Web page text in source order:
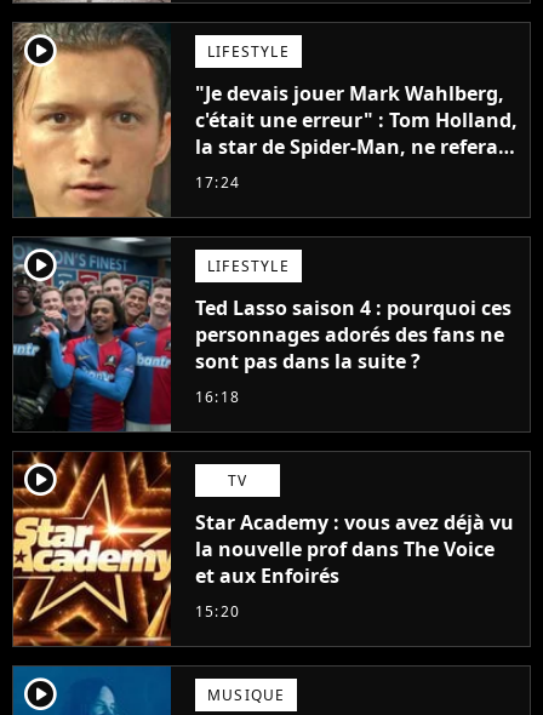
player2 LIFESTYLE
"Je devais jouer Mark Wahlberg,
c'était une erreur" : Tom Holland,
la star de Spider-Man, ne referait
pas ce blockbuster
17:24
player2 LIFESTYLE
Ted Lasso saison 4 : pourquoi ces
personnages adorés des fans ne
sont pas dans la suite ?
16:18
player2 TV
Star Academy : vous avez déjà vu
la nouvelle prof dans The Voice
et aux Enfoirés
15:20
player2 MUSIQUE